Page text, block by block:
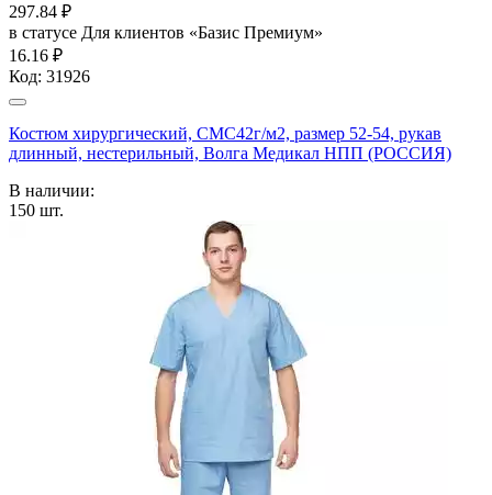
297.84 ₽
в статусе Для клиентов «Базис Премиум»
16.16 ₽
Код: 31926
Костюм хирургический, СМС42г/м2, размер 52-54, рукав
длинный, нестерильный, Волга Медикал НПП (РОССИЯ)
В наличии:
150 шт.